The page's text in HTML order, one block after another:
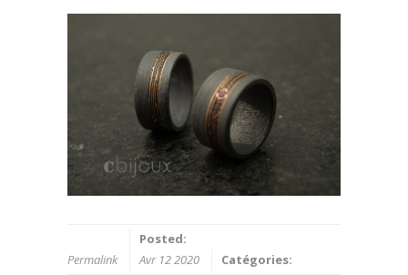
Permalink
Posted:
Avr 12 2020
Catégories: